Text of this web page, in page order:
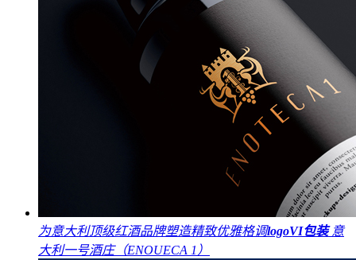
为意大利顶级红酒品牌塑造精致优雅格调logoVI包装 意
大利一号酒庄（ENOUECA 1）